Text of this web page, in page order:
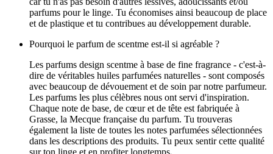
parfums pour le linge. Tu économises ainsi beaucoup de place
et de plastique et tu contribues au développement durable.
Pourquoi le parfum de scentme est-il si agréable ?
Les parfums design scentme à base de fine fragrance - c'est-à-
dire de véritables huiles parfumées naturelles - sont composés
avec beaucoup de dévouement et de soin par notre parfumeur.
Les parfums les plus célèbres nous ont servi d'inspiration.
Chaque note de base, de cœur et de tête est fabriquée à
Grasse, la Mecque française du parfum. Tu trouveras
également la liste de toutes les notes parfumées sélectionnées
dans les descriptions des produits. Tu peux sentir cette qualité
sur ton linge et en profiter longtemps.